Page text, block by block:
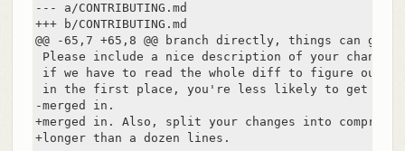
--- a/CONTRIBUTING.md
+++ b/CONTRIBUTING.md
@@ -65,7 +65,8 @@ branch directly, things can get
Please include a nice description of your changes
if we have to read the whole diff to figure out
in the first place, you're less likely to get
-merged in.
+merged in. Also, split your changes into
+longer than a dozen lines.